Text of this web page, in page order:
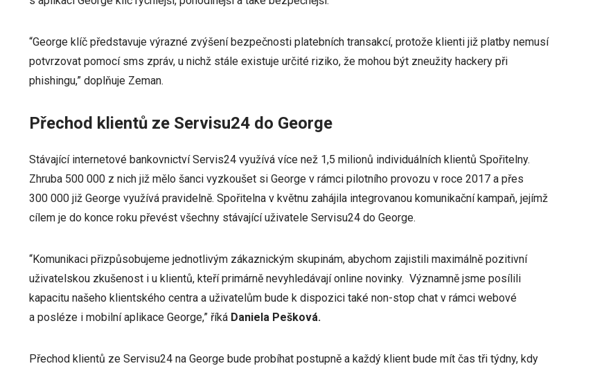
“George klíč představuje výrazné zvýšení bezpečnosti platebních transakcí, protože klienti již platby nemusí
potvrzovat pomocí sms zpráv, u nichž stále existuje určité riziko, že mohou být zneužity hackery při
phishingu,” doplňuje Zeman.
Přechod klientů ze Servisu24 do George
Stávající internetové bankovnictví Servis24 využívá více než 1,5 milionů individuálních klientů Spořitelny.
Zhruba 500 000 z nich již mělo šanci vyzkoušet si George v rámci pilotního provozu v roce 2017 a přes
300 000 již George využívá pravidelně. Spořitelna v květnu zahájila integrovanou komunikační kampaň, jejímž
cílem je do konce roku převést všechny stávající uživatele Servisu24 do George.
“Komunikaci přizpůsobujeme jednotlivým zákaznickým skupinám, abychom zajistili maximálně pozitivní
uživatelskou zkušenost i u klientů, kteří primárně nevyhledávají online novinky. Významně jsme posílili
kapacitu našeho klientského centra a uživatelům bude k dispozici také non-stop chat v rámci webové
a posléze i mobilní aplikace George,” říká Daniela Pešková.
Přechod klientů ze Servisu24 na George bude probíhat postupně a každý klient bude mít čas tři týdny, kdy